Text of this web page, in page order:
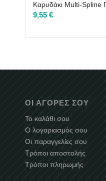
Καρυδάκι Multi-Spline
9,55 €
ΟΙ ΑΓΟΡΈΣ ΣΟΥ
Το καλάθι σου
Ο λογαριασμός σου
Οι παραγγελίες σου
Τρόποι αποστολής
Τρόποι πληρωμής